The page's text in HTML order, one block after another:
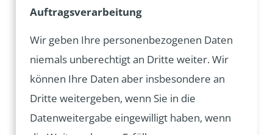
Auftragsverarbeitung
Wir geben Ihre personenbezogenen Daten
niemals unberechtigt an Dritte weiter. Wir
können Ihre Daten aber insbesondere an
Dritte weitergeben, wenn Sie in die
Datenweitergabe eingewilligt haben, wenn